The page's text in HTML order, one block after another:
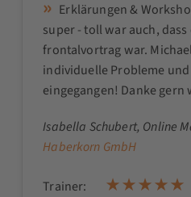
Erklärungen &
super - toll war auch,
frontalvortrag war.
individuelle Probleme
eingegangen! Danke gern
Isabella Schubert, Online
Haberkorn GmbH
Trainer: